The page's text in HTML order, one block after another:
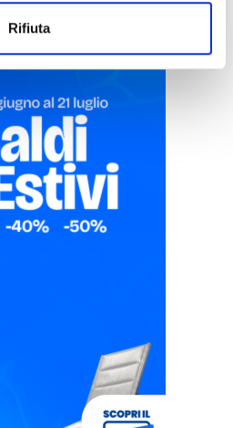
Rifiuta